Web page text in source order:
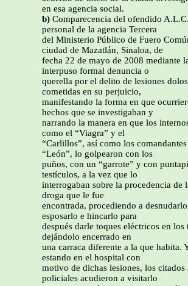
en esa agencia social.
b) Comparecencia del ofendido
personal de la agencia Tercera
del Ministerio Público de Fuero
ciudad de Mazatlán, Sinaloa, de
fecha 22 de mayo de 2008 mediante
interpuso formal denuncia o
querella por el delito de lesiones
cometidas en su perjuicio,
manifestando la forma en que
hechos que se investigaban y
narrando la manera en que los
como el “Viagra” y el
“Carlillos”, así como los
“León”, lo golpearon con los
puños, con un “garrote” y con
testículos, a la vez que lo
interrogaban sobre la procedencia de
droga que le fue
encontrada, procediendo a
esposarlo e hincarlo para
después darle toques eléctricos en los
dejándolo encerrado en
una carraca diferente a la que habita.
estando en el hospital con
motivo de dichas lesiones, los citados
policiales acudieron a visitarlo